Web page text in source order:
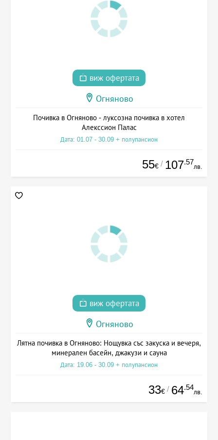
виж офертата
Огняново
Почивка в Огняново - луксозна почивка в хотел
Алекссион Палас
Дата: 01.07 - 30.09 + полупансион
55€ / 107.57
лв.
виж офертата
Огняново
Лятна почивка в Огняново: Нощувка със закуска и вечеря,
минерален басейн, джакузи и сауна
Дата: 19.06 - 30.09 + полупансион
33€ / 64.54
лв.